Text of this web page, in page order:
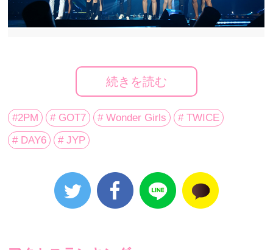
続きを読む
#2PM # GOT7 # Wonder Girls
# TWICE
# DAY6
# JYP